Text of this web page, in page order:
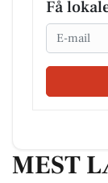
Få
Email
MEST